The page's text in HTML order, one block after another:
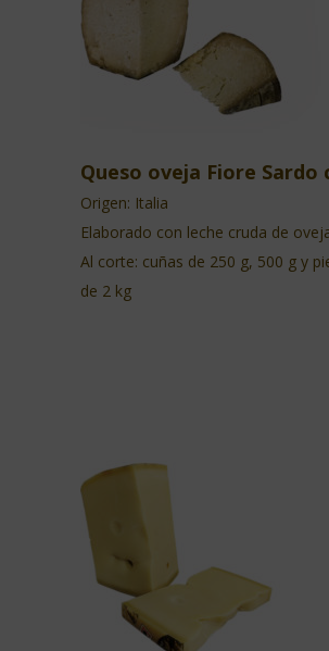
Queso oveja Fiore Sardo
Origen: Italia
Elaborado con leche cruda de
Al corte: cuñas de 250 g, 500 g y
de 2 kg